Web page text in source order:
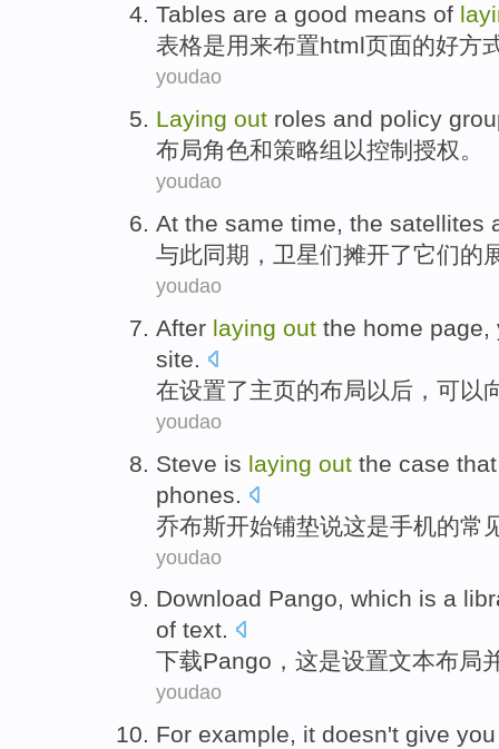
Tables are a good means of
表格是用来布置html页面的好方
youdao
Laying out roles and policy
布局角色和策略组 以控制 授权。
youdao
At the same time, the satellites
与此同期， 卫星们摊开了它们的
youdao
After laying out the home page,
site.
在设置了主页的布局以后， 可以
youdao
Steve is laying out the case that
phones
乔布斯开始铺垫说这是手机的常
youdao
Download Pango, which is a
of text.
下载Pango ， 这是设置文本布局
youdao
For example, it doesn't give you